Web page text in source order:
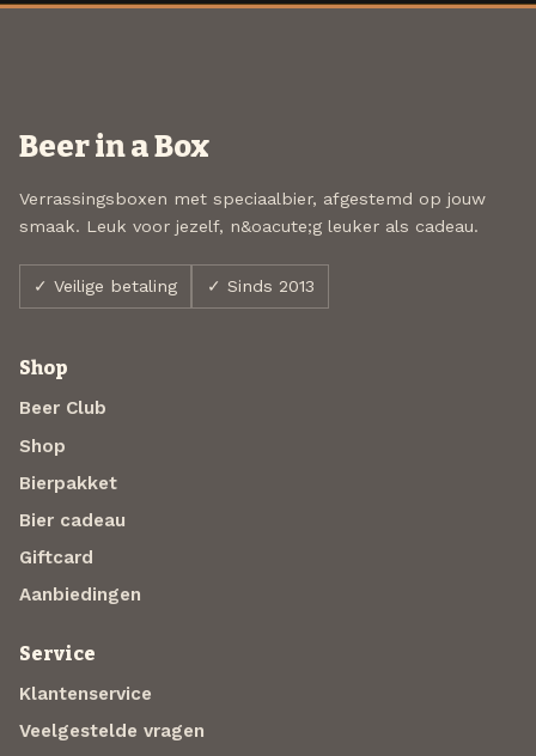
Beer in a Box
Verrassingsboxen met speciaalbier, afgestemd op jouw
smaak. Leuk voor jezelf, n&oacute;g leuker als cadeau.
✓ Veilige betaling ✓ Sinds 2013
Shop
Beer Club
Shop
Bierpakket
Bier cadeau
Giftcard
Aanbiedingen
Service
Klantenservice
Veelgestelde vragen